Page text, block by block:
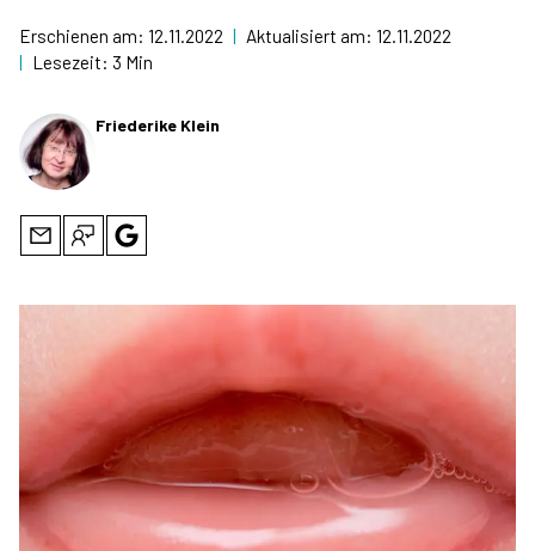
Erschienen am: 12.11.2022 | Aktualisiert am: 12.11.2022
| Lesezeit: 3 Min
Friederike Klein